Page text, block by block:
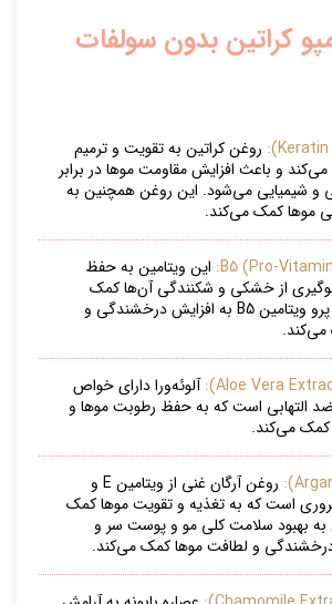
کراتین بدون سولفات
روغن کراتین به تقویت و ترمیم
و باعث افزایش مقاومت موها در برابر
شیمیایی می‌شود. این روغن همچنین به
موها کمک می‌کند.
این ویتامین به حفظ
از خشکی و شکنندگی آن‌ها کمک
می‌کند. همچنین، پرو ویتامین B5 به افزایش درخشندگی و
آلوئه‌ورا دارای خواص
التهابی است که به حفظ رطوبت موها و
می‌کند.
روغن آرگان غنی از ویتامین E و
است که به تغذیه و تقویت موها کمک
بهبود سلامت کلی مو و پوست سر و
و لطافت موها کمک می‌کند.